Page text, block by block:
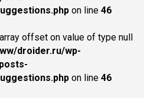
on line 46
offset on value of type null
droider.ru/wp-
on line 46